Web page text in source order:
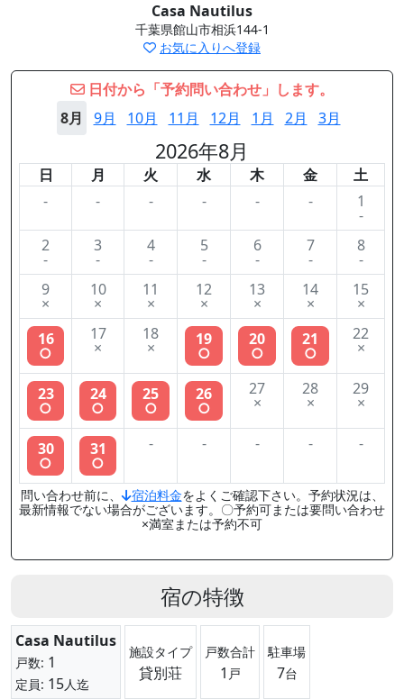
Casa Nautilus
千葉県館山市相浜144-1
お気に入りへ登録
日付から「予約問い合わせ」します。
8月
9月 10月 11月 12月 1月 2月 3月
2026年8月
日 月 火 水 木 金
土
-
- - - - - 1
-
2
-
3
-
4
-
5
-
6
-
7
-
8
-
9
×
10
×
11
×
12
×
13
×
14
×
15
×
16
○
17
×
18
× 19
○
20
○
21
○
22
×
23
○
24
○
25
○
26
○
27
×
28
×
29
×
30
○
31
○
- - - - -
問い合わせ前に、 宿泊料金をよくご確認下さい。予約状況は、
最新情報でない場合がございます。〇予約可または要問い合わせ
×満室または予約不可
宿の特徴
Casa Nautilus
戸数: 1
定員: 15人迄
施設タイプ
貸別荘
戸数合計
1 戸
駐車場
7台